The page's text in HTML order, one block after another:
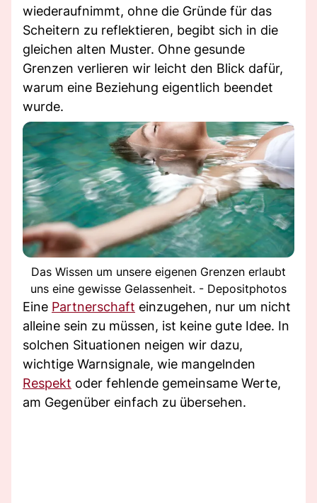
wiederaufnimmt, ohne die Gründe für das
Scheitern zu reflektieren, begibt sich in die
gleichen alten Muster. Ohne gesunde
Grenzen verlieren wir leicht den Blick dafür,
warum eine Beziehung eigentlich beendet
wurde.
Das Wissen um unsere eigenen Grenzen erlaubt
uns eine gewisse Gelassenheit. - Depositphotos
Eine Partnerschaft einzugehen, nur um nicht
alleine sein zu müssen, ist keine gute Idee. In
solchen Situationen neigen wir dazu,
wichtige Warnsignale, wie mangelnden
Respekt oder fehlende gemeinsame Werte,
am Gegenüber einfach zu übersehen.